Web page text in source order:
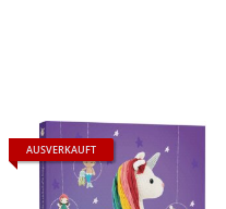
AUSVERKAUFT